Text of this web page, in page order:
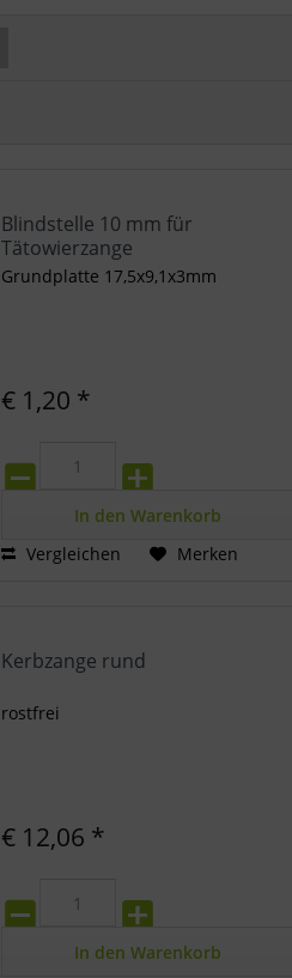
Blindstelle 10 mm für
Tätowierzange
Grundplatte 17,5x9,1x3mm
€ 1,20 *
In den Warenkorb
Vergleichen
Merken
Kerbzange rund
rostfrei
€ 12,06 *
In den Warenkorb